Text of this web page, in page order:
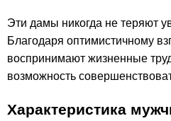
Эти дамы никогда не теряют
Благодаря оптимистичному
воспринимают жизненные
возможность
Характеристика